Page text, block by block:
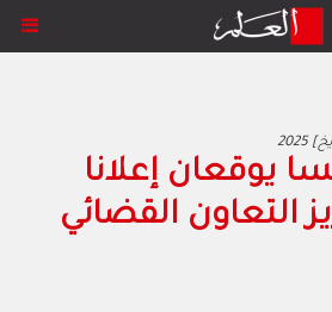
يوقعان إعلانا
التعاون القضائي